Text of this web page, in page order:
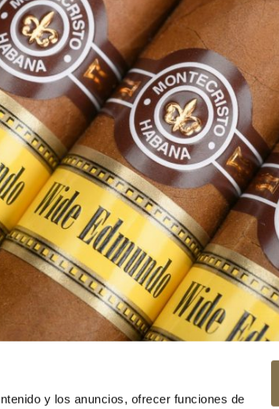
y los anuncios, ofrecer funciones de